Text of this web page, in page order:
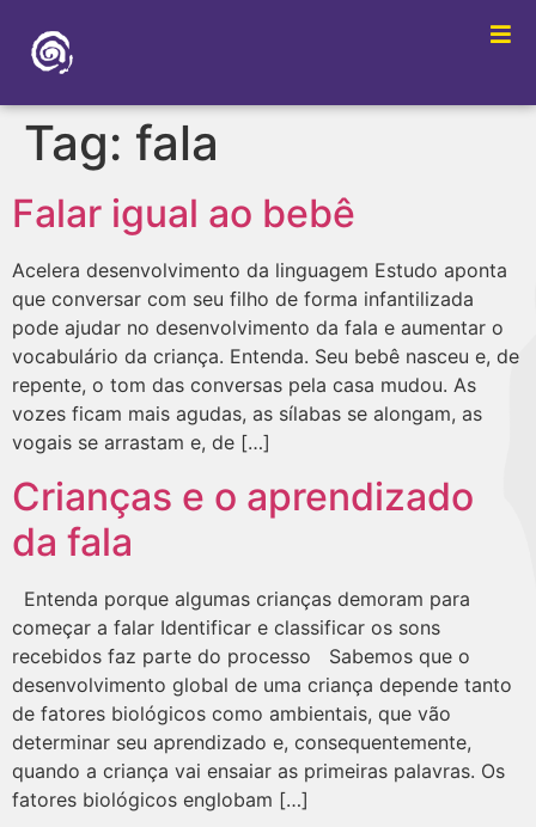
Tag: fala
Falar igual ao bebê
Acelera desenvolvimento da linguagem Estudo aponta
que conversar com seu filho de forma infantilizada
pode ajudar no desenvolvimento da fala e aumentar o
vocabulário da criança. Entenda. Seu bebê nasceu e, de
repente, o tom das conversas pela casa mudou. As
vozes ficam mais agudas, as sílabas se alongam, as
vogais se arrastam e, de […]
Crianças e o aprendizado
da fala
Entenda porque algumas crianças demoram para
começar a falar Identificar e classificar os sons
recebidos faz parte do processo Sabemos que o
desenvolvimento global de uma criança depende tanto
de fatores biológicos como ambientais, que vão
determinar seu aprendizado e, consequentemente,
quando a criança vai ensaiar as primeiras palavras. Os
fatores biológicos englobam […]